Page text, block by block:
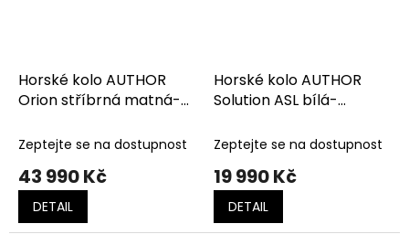
Horské kolo AUTHOR
Orion stříbrná matná-
Zeptejte se na dostupnost
43 990 Kč
DETAIL
Horské kolo AUTHOR
Solution ASL bílá-
Zeptejte se na dostupnost
19 990 Kč
DETAIL